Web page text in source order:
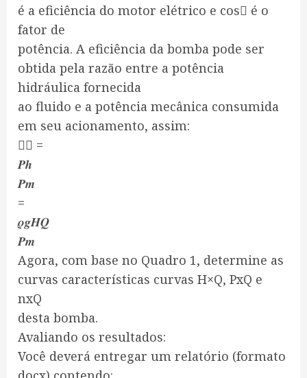
é a eficiência do motor elétrico e cos é o
fator de
potência. A eficiência da bomba pode ser
obtida pela razão entre a potência
hidráulica fornecida
ao fluido e a potência mecânica consumida
em seu acionamento, assim:
𝑩 =
𝑷𝒉
𝑷𝒎
=
𝝆𝒈𝑯𝑸
𝑷𝒎
Agora, com base no Quadro 1, determine as
curvas características curvas H×Q, PxQ e
nxQ
desta bomba.
Avaliando os resultados:
Você deverá entregar um relatório (formato